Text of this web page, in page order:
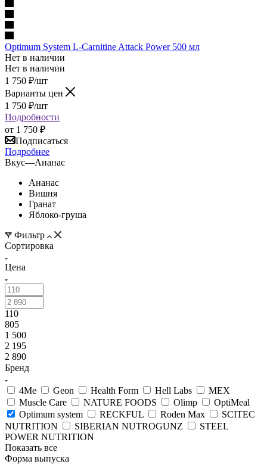
Optimum System L-Carnitine Attack Power 500 мл
Нет в наличии
Нет в наличии
1 750 ₽/шт
Варианты цен
1 750 ₽/шт
Подробности
от 1 750 ₽
Подписаться
Подробнее
Вкус—Ананас
Ананас
Вишня
Гранат
Яблоко-груша
Фильтр
Сортировка
Цена
110
805
1 500
2 195
2 890
Бренд
4Me Geon Health Form Hell Labs
MEX
Muscle Care
NATURE FOODS Olimp
OptiMeal
Optimum system
RECKFUL Roden Max
SCITEC
NUTRITION
SIBERIAN NUTROGUNZ
STEEL
POWER NUTRITION
Показать все
Форма выпуска